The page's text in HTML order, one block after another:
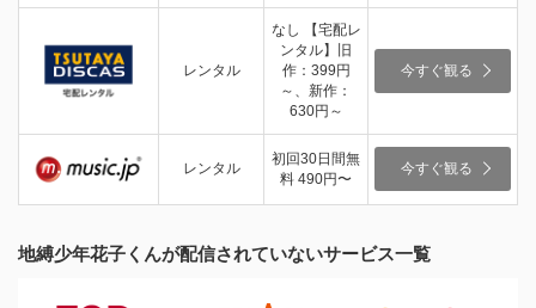
レンタル
なし 【宅配レ
ンタル】旧
作：399円
～、新作：
630円～
今すぐ観る
レンタル
初回30日間無
料 490円〜
今すぐ観る
地縛少年花子くんが配信されていないサービス一覧